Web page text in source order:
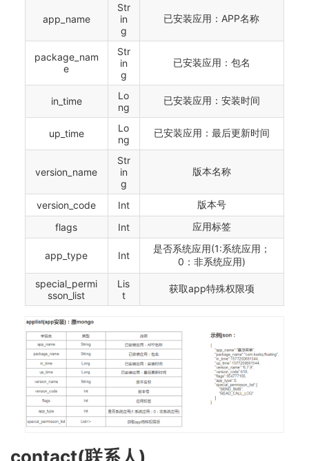
app_name
Str
in
g
已安装应用：APP名称
package_nam
e
Str
in
g
已安装应用：包名
in_time
Lo
ng
已安装应用：安装时间
up_time
Lo
ng
已安装应用：最后更新时间
version_name
Str
in
g
版本名称
version_code Int
版本号
flags
Int 应用标签
app_type Int
是否系统应用(1:系统应用；
0：非系统应用)
special_permi
sson_list
Lis
t
获取app特殊权限项
contact(联系人)